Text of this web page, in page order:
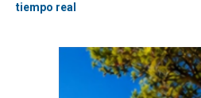
tiempo real